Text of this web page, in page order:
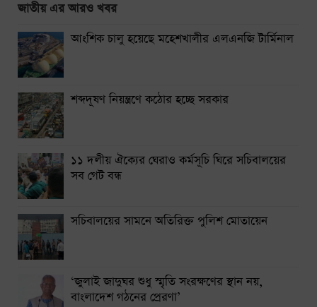
ঢাকা-ময়মনসিংহ রুটে ট্রেন চলাচল বন্ধ
থাইল্যান্ডে স্কুলে শিক্ষার্থীর বন্দুক হামলায় নিহত ৭
নারায়ণগঞ্জে গ্যাস লিকেজ থেকে অগ্নিকাণ্ডে একই পরিবারের দগ্ধ ৩
সিলেটে দুই বাসের সংঘর্ষে নিহত ৯
জাতীয় এর আরও খবর
আংশিক চালু হয়েছে মহেশখালীর এলএনজি টার্মিনাল
শব্দদূষণ নিয়ন্ত্রণে কঠোর হচ্ছে সরকার
১১ দলীয় ঐক্যের ঘেরাও কর্মসূচি ঘিরে সচিবালয়ের
সব গেট বন্ধ
সচিবালয়ের সামনে অতিরিক্ত পুলিশ মোতায়েন
‘জুলাই জাদুঘর শুধু স্মৃতি সংরক্ষণের স্থান নয়,
বাংলাদেশ গঠনের প্রেরণা’